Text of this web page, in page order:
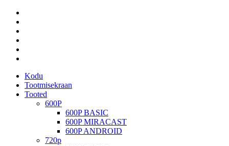
Kodu
Tootmisekraan
Tooted
600P
600P BASIC
600P MIRACAST
600P ANDROID
720p